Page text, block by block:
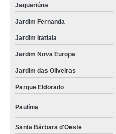
Jaguariúna
Jardim Fernanda
Jardim Itatiaia
Jardim Nova Europa
Jardim das Oliveiras
Parque Eldorado
Paulínia
Santa Bárbara d'Oeste